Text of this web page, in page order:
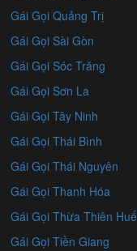
Gái Gọi Quảng Trị
Gái Gọi Sài Gòn
Gái Gọi Sóc Trăng
Gái Gọi Sơn La
Gái Gọi Tây Ninh
Gái Gọi Thái Bình
Gái Gọi Thái Nguyên
Gái Gọi Thanh Hóa
Gái Gọi Thừa Thiên Huế
Gái Gọi Tiền Giang